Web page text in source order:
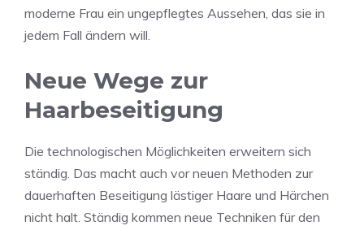
moderne Frau ein ungepflegtes Aussehen, das sie in
jedem Fall ändern will.
Neue Wege zur
Haarbeseitigung
Die technologischen Möglichkeiten erweitern sich
ständig. Das macht auch vor neuen Methoden zur
dauerhaften Beseitigung lästiger Haare und Härchen
nicht halt. Ständig kommen neue Techniken für den